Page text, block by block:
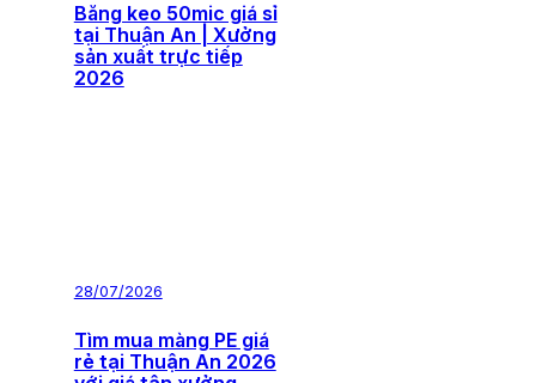
Băng keo 50mic giá sỉ
tại Thuận An | Xưởng
sản xuất trực tiếp
2026
28/07/2026
Tìm mua màng PE giá
rẻ tại Thuận An 2026